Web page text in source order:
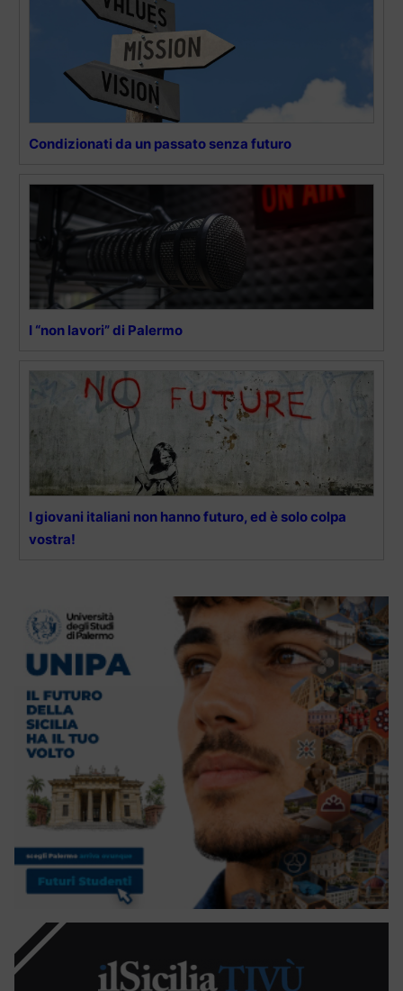
Condizionati da un passato senza futuro
I “non lavori” di Palermo
I giovani italiani non hanno futuro, ed è solo colpa
vostra!